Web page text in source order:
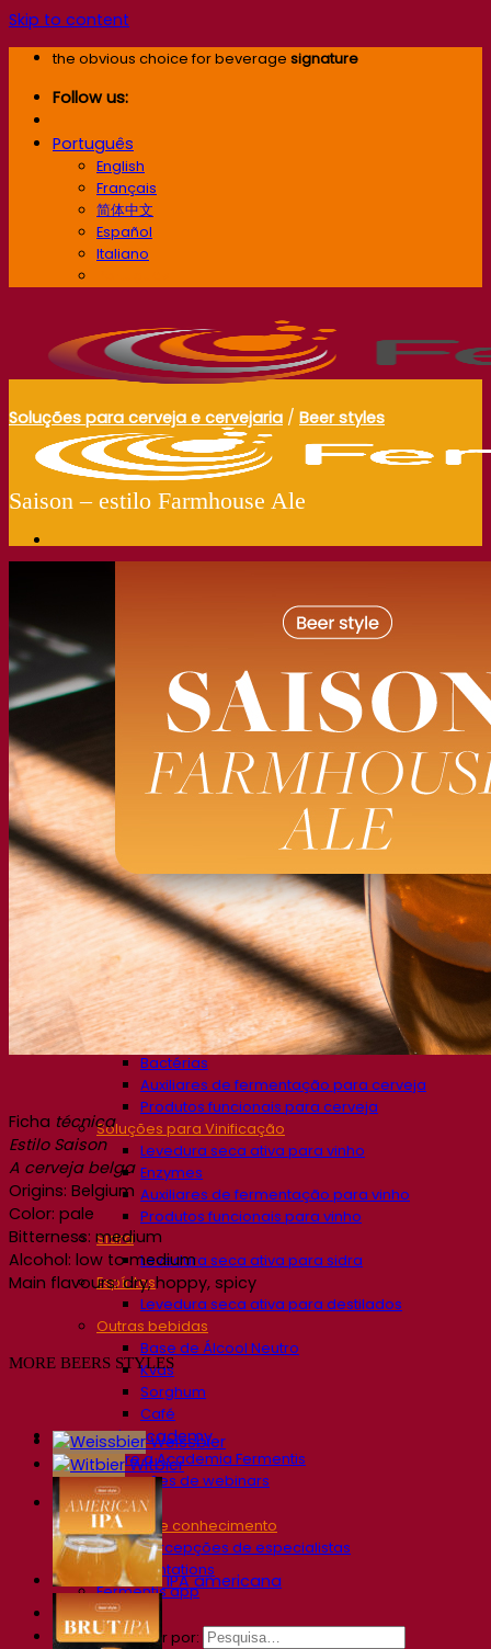
Skip to content
the obvious choice for beverage signature
Follow us:
Português
English
Français
简体中文
Español
Italiano
Especialista em fermentação
Uma equipe apaixonada
Apoiando a criatividade
Grupo Lesaffre
Pesquisa e desenvolvimento
Levedura Superior da Fermentis
Caracterização do produto
Desenvolvimento de produto
Nossas marcas
All In 1™
Fermentis Academy™
Outros serviços
Fabricação sob encomenda
Degustações de bebidas
Soluções de fermentação
Cerveja
Levedura seca ativa para cerveja
Bactérias
Auxiliares de fermentação para cerveja
Produtos funcionais para cerveja
Soluções para Vinificação
Levedura seca ativa para vinho
Enzymes
Auxiliares de fermentação para vinho
Produtos funcionais para vinho
Sidra
Levedura seca ativa para sidra
Espíritos
Levedura seca ativa para destilados
Outras bebidas
Base de Álcool Neutro
Kvas
Sorghum
Café
Fermentis Academy
Sobre a Academia Fermentis
Gravações de webinars
Recursos
Centro de conhecimento
Percepções de especialistas
Documentations
Fermentis app
Find us
Pesquisar por:
Soluções para cerveja e cervejaria / Beer styles
Saison – estilo Farmhouse Ale
Ficha técnica
Estilo Saison
A cerveja belga
Origins: Belgium
Color: pale
Bitterness: medium
Alcohol: low to medium
Main flavours: dry, hoppy, spicy
MORE BEERS STYLES
Weissbier
Witbier
IPA americana